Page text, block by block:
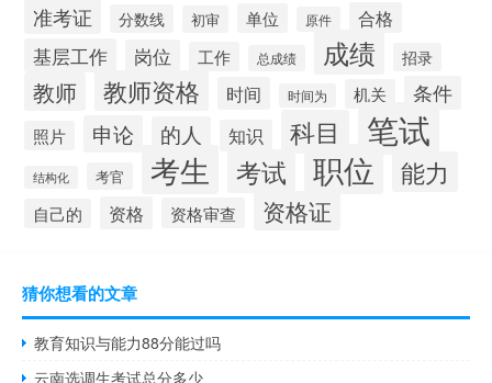
准考证 分数线 初审 单位 原件 合格
基层工作 岗位 工作 总成绩 成绩 招录
教师 教师资格 时间 时间为 机关 条件
照片 申论 的人 知识 科目 笔试
结构化 考官 考生 考试 职位 能力
自己的 资格 资格审查 资格证
猜你想看的文章
教育知识与能力88分能过吗
云南选调生考试总分多少